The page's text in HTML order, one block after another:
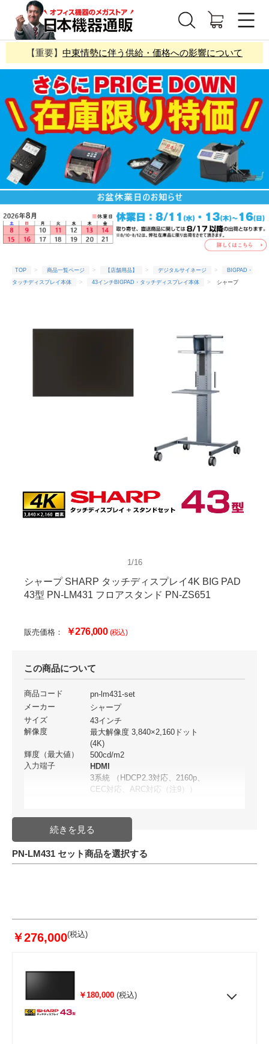
【重要】 中東情勢に伴う供給・価格への影響について
TOP 商品一覧ページ 【店舗用品】 デジタルサイネージ
BIGPAD・
タッチディスプレイ本体
43インチBIGPAD・タッチディスプレイ本体
シャープ
1/16
シャープ SHARP タッチディスプレイ4K BIG PAD
43型 PN-LM431 フロアスタンド PN-ZS651
販売価格： ￥276,000 (税込)
この商品について
商品コード
pn-lm431-set
メーカー
シャープ
サイズ
43インチ
解像度
最大解像度 3,840×2,160ドット
(4K)
輝度（最大値）
500cd/m2
入力端子
HDMI
3系統 （HDCP2.3対応、2160p、
CEC対応、ARC対応（注9））
1.4 Alternate mode、電源供給
特徴
発送日目安
5営業日程度で出荷(メーカー在庫
PN-LM431 セット商品を選択する
￥276,000(税込)
￥180,000 (税込)